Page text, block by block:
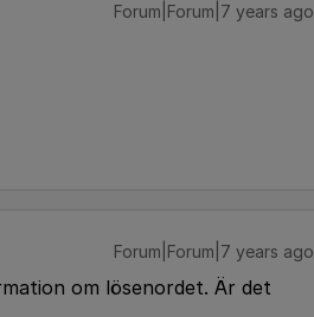
Forum|Forum|7 years ago
Forum|Forum|7 years ago
om lösenordet. Är det